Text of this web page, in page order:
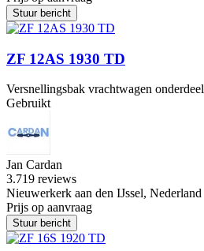
Stuur bericht
ZF 12AS 1930 TD
Versnellingsbak vrachtwagen onderdeel
Gebruikt
Jan Cardan
3.719 reviews
Nieuwerkerk aan den IJssel, Nederland
Prijs op aanvraag
Stuur bericht